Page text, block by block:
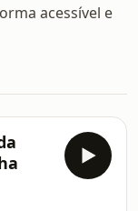
acessível e